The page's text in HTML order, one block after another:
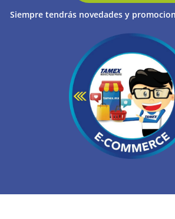
Siempre tendrás novedades y